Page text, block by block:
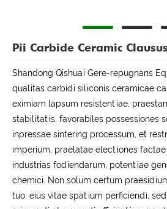
Pii Carbide Ceramic
Shandong Qishuai Gere-repugnans
qualitas carbidi siliconis ceramicae
eximiam lapsum resistentiae,
stabilitatis, favorabiles possessiones
inpressae sintering processum, et
imperium, praelatae electiones
industrias fodiendarum, potentiae
chemici. Non solum certum
tuo, eius vitae spatium perficiendi,